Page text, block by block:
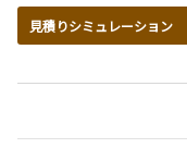
見積りシミュレーション